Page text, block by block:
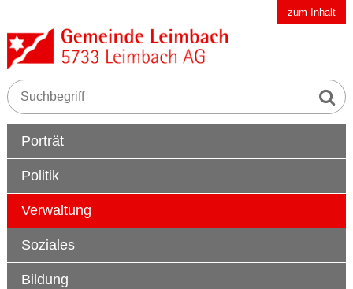
Navigieren in der Gemeinde Leimbach AGzum Inhalt
Suchbegriff
Suche
Hauptnavigation
Porträt
Politik
Verwaltung
Soziales
Bildung